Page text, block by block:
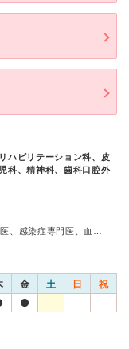
ハビリテーション科、皮
科、精神科、歯科口腔外
、感染症専門医、血…
金 土 日 祝